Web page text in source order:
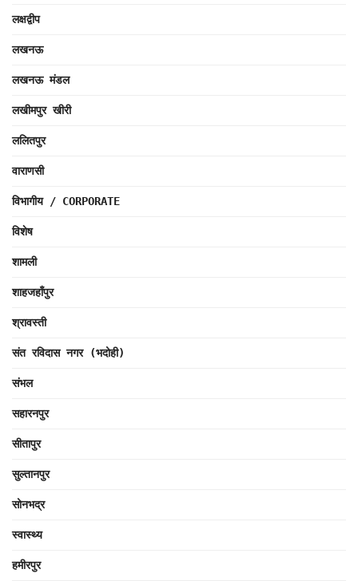
लक्षद्वीप
लखनऊ
लखनऊ मंडल
लखीमपुर खीरी
ललितपुर
वाराणसी
विभागीय / CORPORATE
विशेष
शामली
शाहजहाँपुर
श्रावस्ती
संत रविदास नगर (भदोही)
संभल
सहारनपुर
सीतापुर
सुल्तानपुर
सोनभद्र
स्वास्थ्य
हमीरपुर